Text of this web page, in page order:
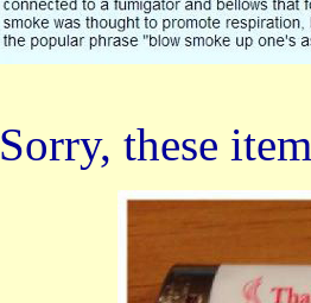
Sorry, these